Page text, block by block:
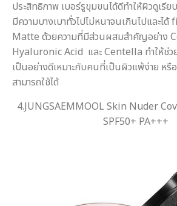
ประสิทธิภาพ เบอร์รูขุมขนได้ดีทำให้ผิวดูเรี
มีความบางเบาทั่วไปไม่หนาจนเกินไปและไ
Matte ด้วยความที่มีส่วนผสมสำคัญอย่าง
Hyaluronic Acid และ Centella ทำให้ช่ว
เป็นอย่างดีเหมาะกับคนที่เป็นผิวแพ้ง่าย หรื
สามารถใช้ได้
4.JUNGSAEMMOOL Skin Nuder
SPF50+ PA+++